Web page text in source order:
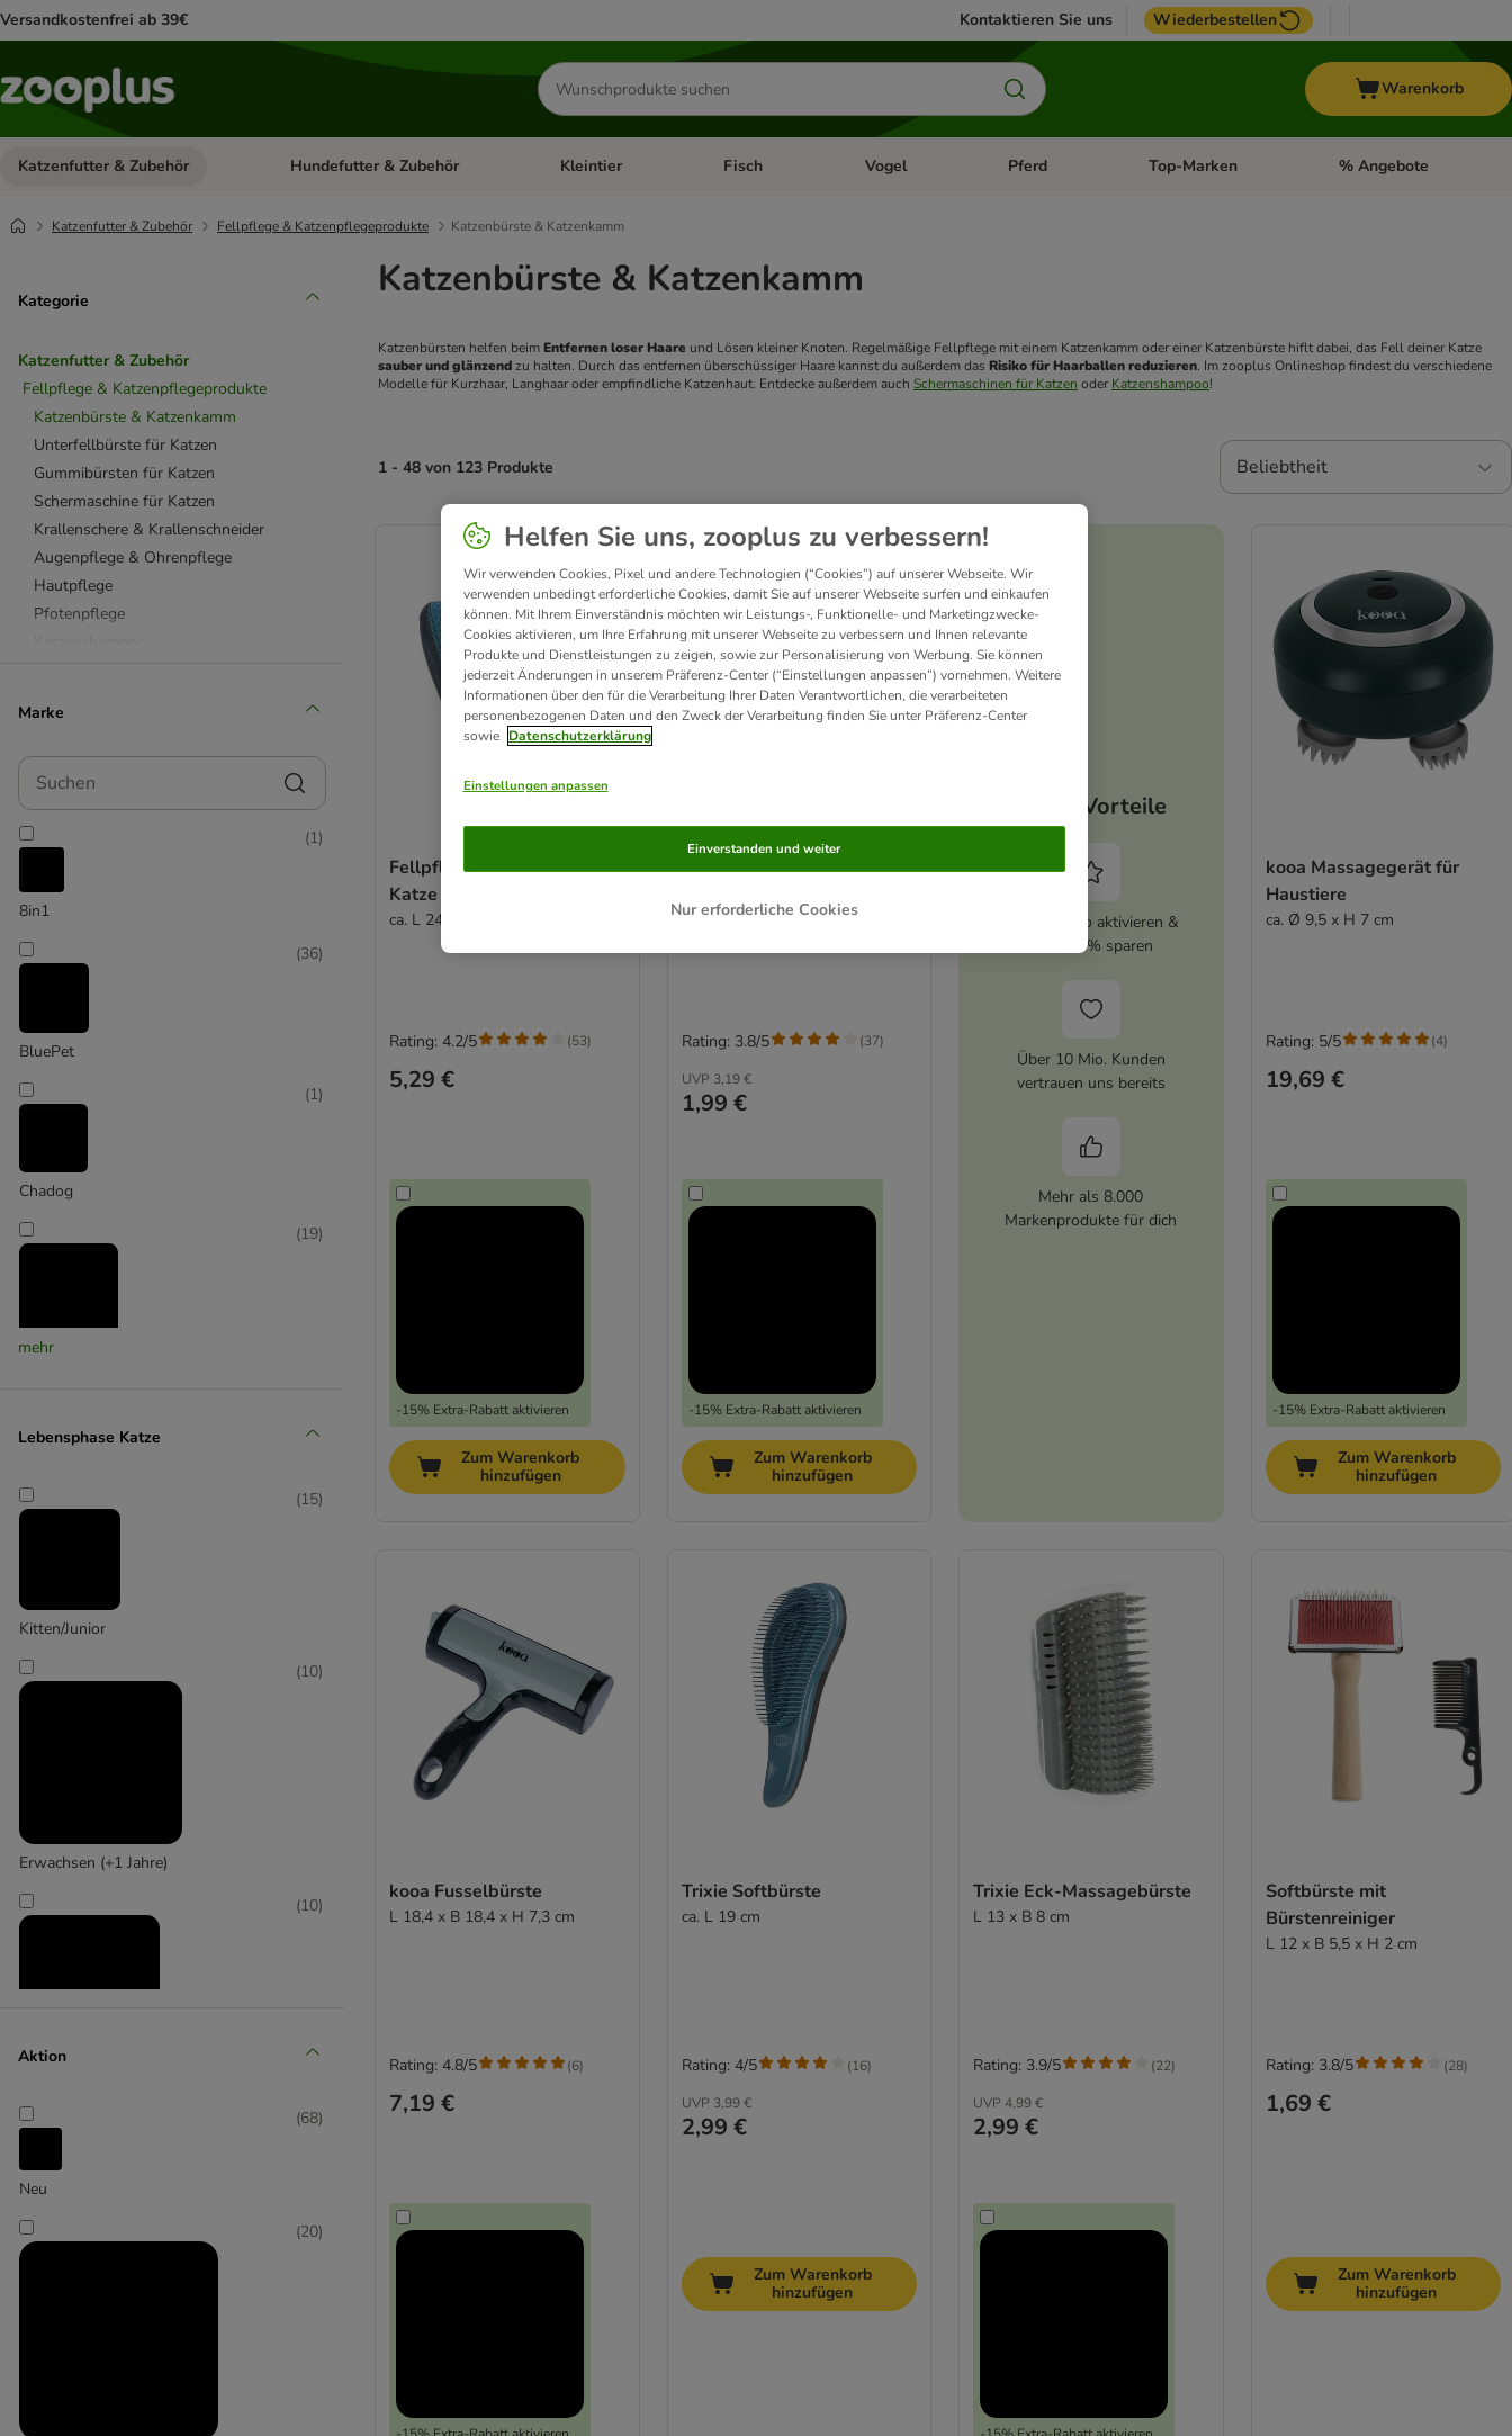
Versandkostenfrei ab 39€ Kontaktieren Sie uns Wiederbestellen
Produkte
suchen
Warenkorb
Katzenfutter & Zubehör Kategorie-Menü öffnen: Katzenfutter & Zubehör
Hundefutter & Zubehör Kategorie-Menü öffnen: Hundefutter & Zubehör
Kleintier Kategorie-Menü öffnen: Kleintier
Fisch Kategorie-Menü öffnen: Fisch
Vogel Kategorie-Menü öffnen: Vogel
Pferd Kategorie-Menü öffnen: Pferd
Top-Marken Kategorie-Menü öffnen:
% Angebote
Katzenfutter & Zubehör Fellpflege & Katzenpflegeprodukte Katzenbürste & Katzenkamm
Kategorie
Katzenfutter & Zubehör
Fellpflege & Katzenpflegeprodukte
Katzenbürste & Katzenkamm
Unterfellbürste für Katzen
Gummibürsten für Katzen
Schermaschine für Katzen
Krallenschere & Krallenschneider
Augenpflege & Ohrenpflege
Hautpflege
Pfotenpflege
beaphar
Felisept
FURminator
Vetriderm
Marke
Suchen
8in1
(1)
BluePet
(36)
Chadog
(1)
(19)
Karlie
Kerbl
mehr
Lebensphase Katze
Kitten/Junior
(15)
Erwachsen (+1 Jahre)
(10)
(10)
Aktion
Neu
(68)
(20)
Katzenbürste & Katzenkamm
Katzenbürsten helfen beim Entfernen loser Haare
sauber und glänzend zu halten. Durch das entfernen überschüssiger Haare kannst du außerdem das Risiko für Haarballen reduzieren. Im zooplus Onlineshop findest du verschiedene
Modelle für Kurzhaar, Langhaar oder empfindliche Katzenhaut. Entdecke außerdem auch Schermaschinen für Katzen oder Katzenshampoo!
1 - 48 von 123 Produkte Beliebtheit
product items have been changed
Fellpflege Handschuh
Katze
ca. L 24 x B 18 cm
5,29 €
-15% Extra-Rabatt aktivieren
Rating: 4.2/5 (53)
Zum Warenkorb
hinzufügen
Naturhaarbürste
UVP 3,19 €
1,99 €
-15% Extra-Rabatt aktivieren
Rating: 3.8/5 (37)
Zum Warenkorb
hinzufügen
Deine Vorteile
zooplus Abo aktivieren &
immer 5% sparen
Über 10 Mio. Kunden
vertrauen uns bereits
Mehr als 8.000
Markenprodukte für dich
kooa Massagegerät für
Haustiere
ca. Ø 9,5 x H 7 cm
19,69 €
-15% Extra-Rabatt aktivieren
Rating: 5/5 (4)
Zum Warenkorb
hinzufügen
kooa Fusselbürste
L 18,4 x B 18,4 x H 7,3 cm
7,19 €
Rating: 4.8/5 (6)
Trixie Softbürste
ca. L 19 cm
UVP 3,99 €
2,99 €
Rating: 4/5 (16)
Zum Warenkorb
hinzufügen
Trixie Eck-Massagebürste
L 13 x B 8 cm
UVP 4,99 €
2,99 €
Rating: 3.9/5 (22)
Softbürste mit
Bürstenreiniger
L 12 x B 5,5 x H 2 cm
1,69 €
Rating: 3.8/5 (28)
Zum Warenkorb
hinzufügen
Helfen Sie uns, zooplus zu verbessern!
Wir verwenden Cookies, Pixel und andere Technologien (“Cookies”) auf unserer Webseite. Wir
verwenden unbedingt erforderliche Cookies, damit Sie auf unserer Webseite surfen und einkaufen
können. Mit Ihrem Einverständnis möchten wir Leistungs-, Funktionelle- und Marketingzwecke-
Cookies aktivieren, um Ihre Erfahrung mit unserer Webseite zu verbessern und Ihnen relevante
Produkte und Dienstleistungen zu zeigen, sowie zur Personalisierung von Werbung. Sie können
jederzeit Änderungen in unserem Präferenz-Center (“Einstellungen anpassen”) vornehmen. Weitere
Informationen über den für die Verarbeitung Ihrer Daten Verantwortlichen, die verarbeiteten
personenbezogenen Daten und den Zweck der Verarbeitung finden Sie unter Präferenz-Center
sowie Datenschutzerklärung
Einstellungen anpassen
Nur erforderliche Cookies
Einverstanden und weiter